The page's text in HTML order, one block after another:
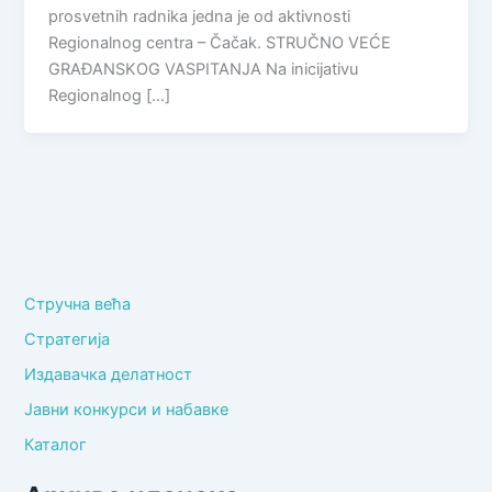
prosvetnih radnika jedna je od aktivnosti
Regionalnog centra – Čačak. STRUČNO VEĆE
GRAĐANSKOG VASPITANJA Na inicijativu
Regionalnog […]
Стручна већа
Стратегија
Издавачка делатност
Јавни конкурси и набавке
Каталог